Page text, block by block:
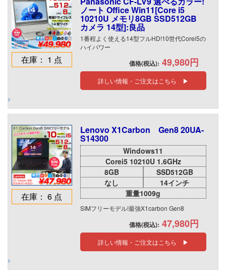
在庫： 1 点
ノート Office Win11[Core i5
10210U メモリ8GB SSD512GB
カメラ 14型]:良品
1番程よく使える14型フルHD!10世代Corei5の
ハイパワー
価格(税込): 49,980円
詳しい情報・ご注文はこちら ▶
在庫： 6 点
Lenovo X1Carbon Gen8 20UA-
S14300
Windows11
Corei5 10210U 1.6GHz
8GB
SSD512GB
なし
14インチ
重量1009g
SIMフリーモデル!最強X1carbon Gen8
価格(税込): 47,980円
詳しい情報・ご注文はこちら ▶